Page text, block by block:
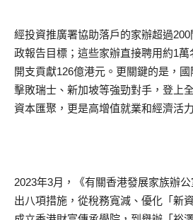
經投資推廣署協助落戶的家辦超過
政報告目標；這些家辦直接聘用約1
開支貢獻126億港元。更關鍵的是，
擊敗瑞士、新加坡等強勁對手，登上
資本匯聚，更是高增值就業和經濟活
2023年3月，《有關香港發展家族辦
出八項措施，從稅務寬減、優化「新